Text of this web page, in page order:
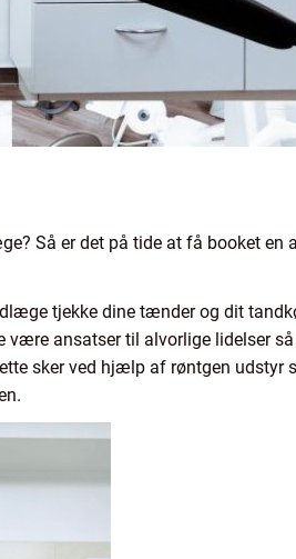
Så er det på tide at få booket en
tjekke dine tænder og dit
ansatser til alvorlige lidelser
sker ved hjælp af røntgen udstyr